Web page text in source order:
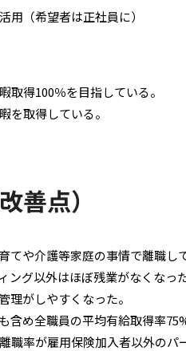
用（希望者は正社員に）
取得100％を目指している。
を取得している。
善点）
や介護等家庭の事情で離職し
ング以外はほぼ残業がなくなっ
がしやすくなった。
め全職員の平均有給取得率
職率が雇用保険加入者以外の